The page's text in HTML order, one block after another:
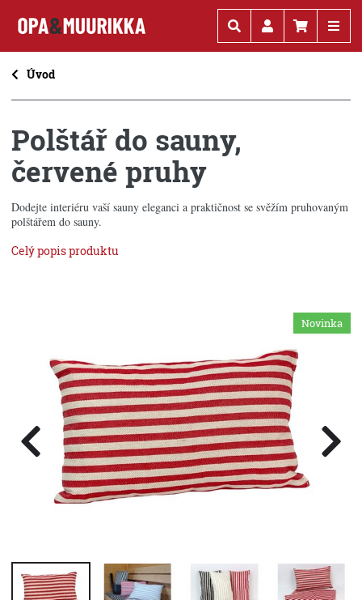
Úvod
Polštář do sauny,
červené pruhy
Dodejte interiéru vaší sauny eleganci a praktičnost se svěžím pruhovaným
polštářem do sauny.
Celý popis produktu
Novinka